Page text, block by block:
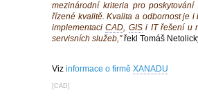
mezinárodní kriteria pro
řízené kvalitě. Kvalita a odbornost je
implementaciCAD, GISi IT řešení u
servisních služeb,"řekl Tomáš
Viz informace o firmě XANADU
[CAD]